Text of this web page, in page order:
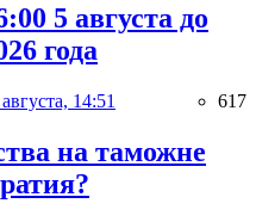
5 августа до
года
14:51 617
на таможне